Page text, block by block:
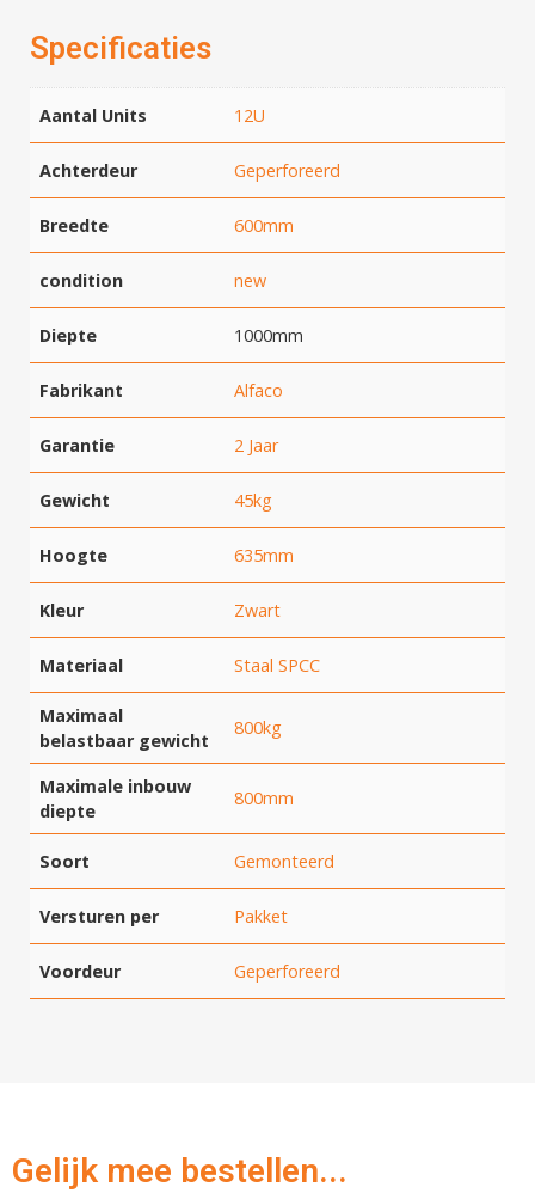
Specificaties
Aantal Units 12U
Achterdeur Geperforeerd
Breedte 600mm
condition new
Diepte 1000mm
Fabrikant Alfaco
Garantie 2 Jaar
Gewicht 45kg
Hoogte 635mm
Kleur Zwart
Materiaal Staal SPCC
Maximaal
belastbaar gewicht
800kg
Maximale inbouw
diepte
800mm
Soort Gemonteerd
Versturen per Pakket
Voordeur Geperforeerd
Gelijk mee bestellen...